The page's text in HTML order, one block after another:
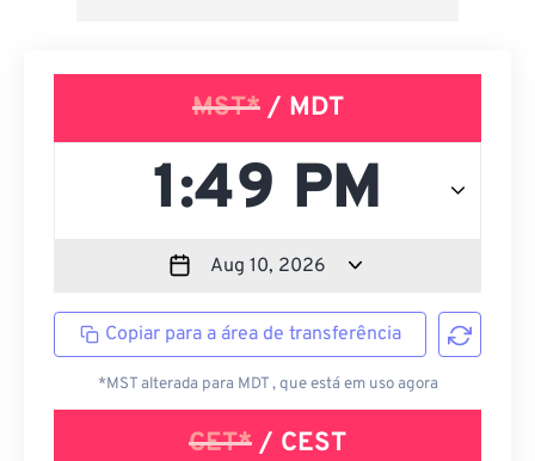
MST*/ MDT
Copiar para a área de transferência
*MST alterada para MDT , que está em uso agora
CET* / CEST